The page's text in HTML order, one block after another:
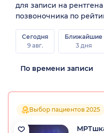
для записи на
позвоночника по
Сегодня
9 авг.
Ближайшие
3 дня
Выбор пациентов 2025